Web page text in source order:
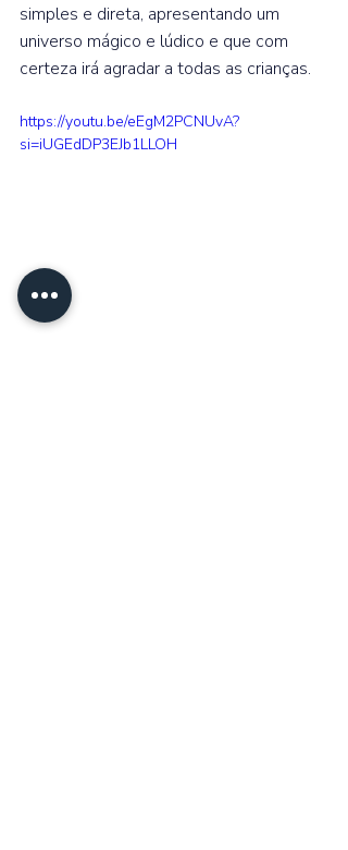
simples e direta, apresentando um
universo mágico e lúdico e que com
certeza irá agradar a todas as crianças.⁣
https://youtu.be/eEgM2PCNUvA?
si=iUGEdDP3EJb1LLOH